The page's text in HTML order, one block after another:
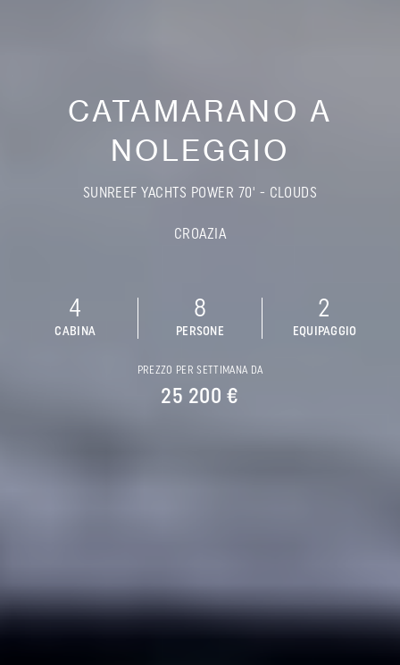
CATAMARANO A
NOLEGGIO
SUNREEF YACHTS POWER 70' - CLOUDS
CROAZIA
4
CABINA
8
PERSONE
2
EQUIPAGGIO
PREZZO PER SETTIMANA DA
25 200 €